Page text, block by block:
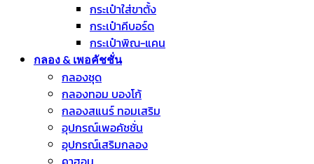
กระเป๋าใส่ขาตั้ง
กระเป๋าคีบอร์ด
กระเป๋าพิณ-แคน
กลอง & เพอคัชชั่น
กลองชุด
กลองทอม บองโก้
กลองสแนร์ ทอมเสริม
อุปกรณ์เพอคัชชั่น
อุปกรณ์เสริมกลอง